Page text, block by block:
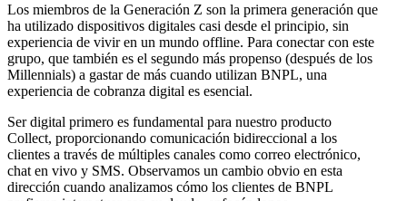
Los miembros de la Generación Z son la primera generación que
ha utilizado dispositivos digitales casi desde el principio, sin
experiencia de vivir en un mundo offline. Para conectar con este
grupo, que también es el segundo más propenso (después de los
Millennials) a gastar de más cuando utilizan BNPL, una
experiencia de cobranza digital es esencial.
Ser digital primero es fundamental para nuestro producto
Collect, proporcionando comunicación bidireccional a los
clientes a través de múltiples canales como correo electrónico,
chat en vivo y SMS. Observamos un cambio obvio en esta
dirección cuando analizamos cómo los clientes de BNPL